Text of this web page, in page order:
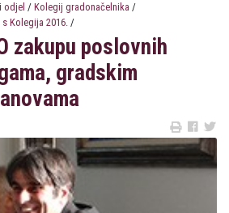
odjel / Kolegij gradonačelnika /
s Kolegija 2016./
zakupu poslovnih
gradskim